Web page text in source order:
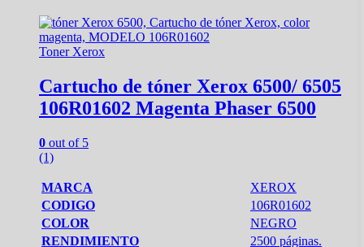
Toner Xerox
Cartucho de tóner Xerox 6500/ 6505
106R01602 Magenta Phaser 6500
0 out of 5
(1)
MARCA
XEROX
CODIGO
106R01602
COLOR
NEGRO
RENDIMIENTO
2500 páginas.